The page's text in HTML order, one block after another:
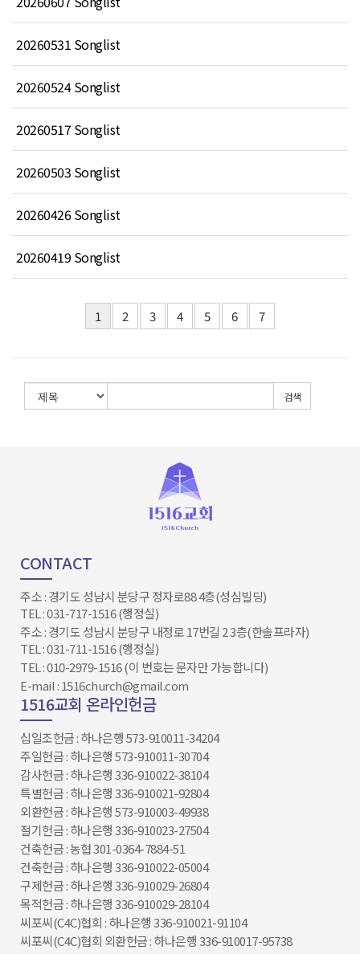
20260531 Songlist
20260524 Songlist
20260517 Songlist
20260503 Songlist
20260426 Songlist
20260419 Songlist
1 2 3 4 5 6 7
검색
CONTACT
주소 : 경기도 성남시 분당구 정자로88 4층(성심빌딩)
TEL : 031-717-1516 (행정실)
주소 : 경기도 성남시 분당구 내정로 17번길 2 3층(한솔프라자)
TEL : 031-711-1516 (행정실)
TEL : 010-2979-1516 (이 번호는 문자만 가능합니다)
E-mail : 1516church@gmail.com
1516교회 온라인헌금
십일조헌금 : 하나은행 573-910011-34204​​​​​​​
주일헌금 : 하나은행 573-910011-30704
감사헌금 : 하나은행 336-910022-38104
특별헌금 : 하나은행 336-910021-92804
외환헌금 : 하나은행 573-910003-49938
절기헌금 : 하나은행 336-910023-27504​
건축헌금 : 농협 301-0364-7884-51
건축헌금 : 하나은행 336-910022-05004
구제헌금 : 하나은행 336-910029-26804
목적헌금 : 하나은행 336-910029-28104
씨포씨(C4C)협회 : 하나은행 336-910021-91104
씨포씨(C4C)협회 외환헌금 : 하나은행 336-910017-95738